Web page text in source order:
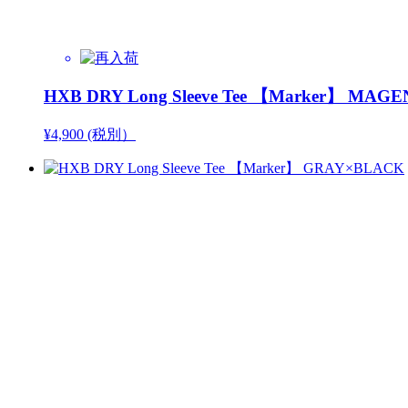
HXB DRY Long Sleeve Tee 【Marker】
¥4,900 (税別）